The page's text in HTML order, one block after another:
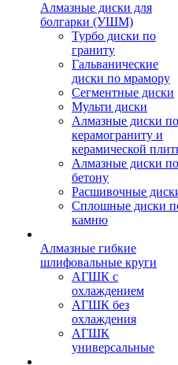
Алмазные диски для
болгарки (УШМ)
Турбо диски по
граниту
Гальванические
диски по мрамору
Сегментные диски
Мульти диски
Алмазные диски по
керамограниту и
керамической
Алмазные диски по
бетону
Расшивочные
Сплошные диски
камню
Алмазные гибкие
шлифовальные круги
АГШК с
охлаждением
АГШК без
охлаждения
АГШК
универсальные